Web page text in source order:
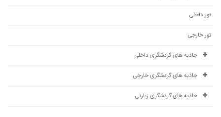
تور داخلی
تور خارجی
جاذبه های گردشگری داخلی
جاذبه های گردشگری خارجی
جاذبه های گردشگری زیارتی